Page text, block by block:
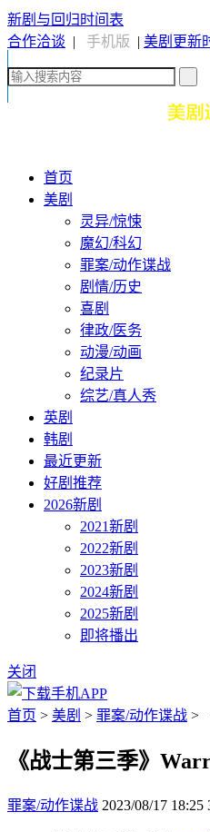
新剧与回归时间表
合作洽谈 | 手机版 | 美剧更新
首页
美剧
灵异/惊悚
魔幻/科幻
罪案/动作谍战
剧情/历史
喜剧
律政/医务
动漫/动画
纪录片
综艺/真人秀
英剧
韩剧
最近更新
好剧推荐
2026新剧
2021新剧
2022新剧
2023新剧
2024新剧
2025新剧
即将播出
关闭
首页 > 美剧 > 罪案/动作谍战 >
《战士第三季》
罪案/动作谍战 2023/08/17 18:25